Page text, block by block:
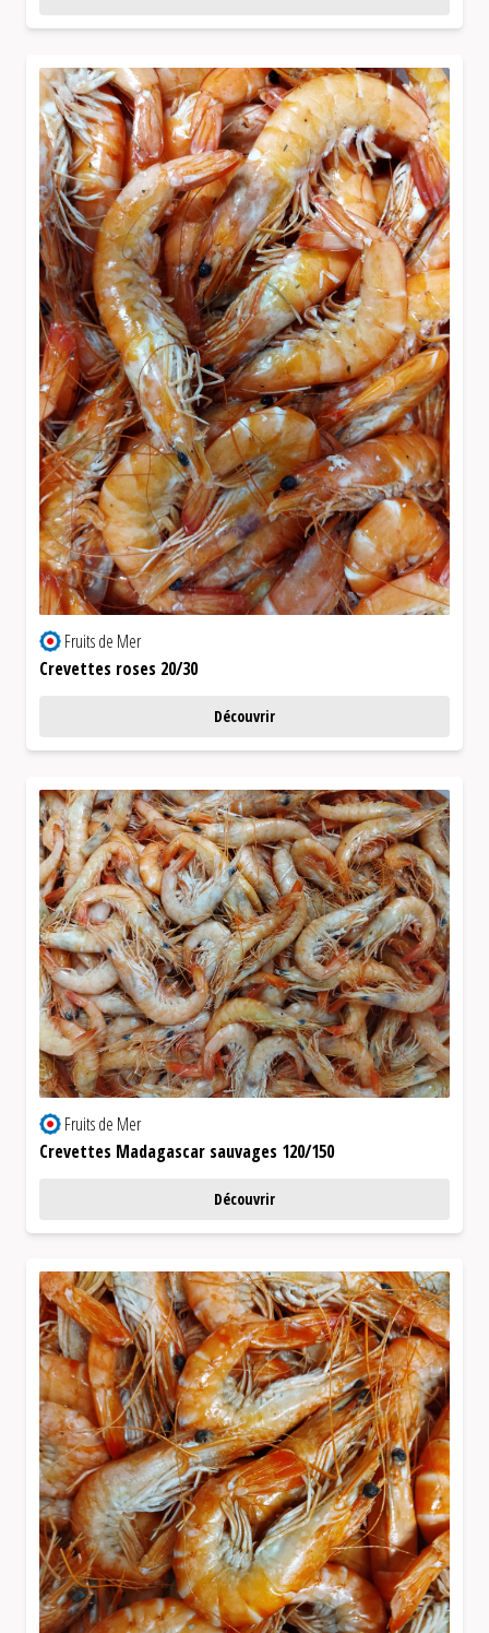
Fruits de Mer
Crevettes roses 20/30
Découvrir
Fruits de Mer
Crevettes Madagascar sauvages 120/150
Découvrir